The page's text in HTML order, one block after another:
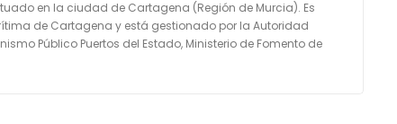
en la ciudad de Cartagena (Región de Murcia). Es
de Cartagena y está gestionado por la Autoridad
Público Puertos del Estado, Ministerio de Fomento de